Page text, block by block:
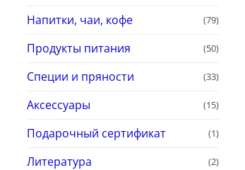
Напитки, чаи, кофе (79)
Продукты питания (50)
Специи и пряности (33)
Аксессуары (15)
Подарочный сертификат (1)
Литература (2)